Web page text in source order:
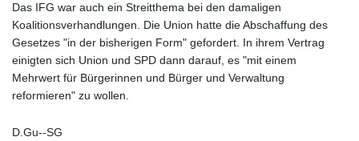
Das IFG war auch ein Streitthema bei den damaligen
Koalitionsverhandlungen. Die Union hatte die Abschaffung des
Gesetzes "in der bisherigen Form" gefordert. In ihrem Vertrag
einigten sich Union und SPD dann darauf, es "mit einem
Mehrwert für Bürgerinnen und Bürger und Verwaltung
reformieren" zu wollen.
D.Gu--SG